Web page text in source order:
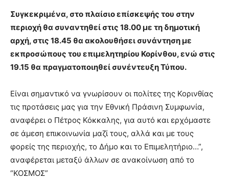
Συγκεκριμένα, στο πλαίσιο επίσκεψής του στην
περιοχή θα συναντηθεί στις 18.00 με τη δημοτική
αρχή, στις 18.45 θα ακολουθήσει συνάντηση με
εκπροσώπους του επιμελητηρίου Κορίνθου, ενώ στις
19.15 θα πραγματοποιηθεί συνέντευξη Τύπου.
Είναι σημαντικό να γνωρίσουν οι πολίτες της Κορινθίας
τις προτάσεις μας για την Εθνική Πράσινη Συμφωνία,
αναφέρει ο Πέτρος Κόκκαλης, για αυτό και ερχόμαστε
σε άμεση επικοινωνία μαζί τους, αλλά και με τους
φορείς της περιοχής, το Δήμο και το Επιμελητήριο…”,
αναφέρεται μεταξύ άλλων σε ανακοίνωση από το
“ΚΟΣΜΟΣ”